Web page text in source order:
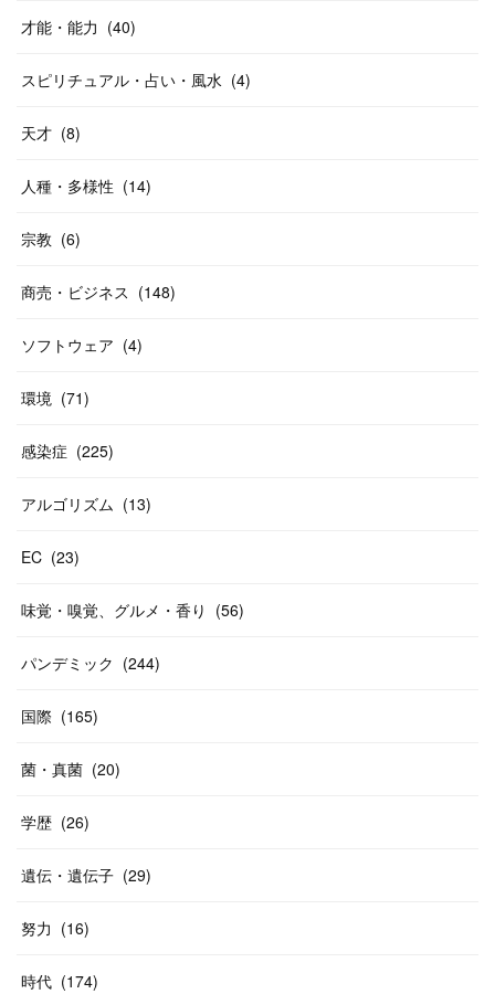
才能・能力 (40)
スピリチュアル・占い・風水 (4)
天才 (8)
人種・多様性 (14)
宗教 (6)
商売・ビジネス (148)
ソフトウェア (4)
環境 (71)
感染症 (225)
アルゴリズム (13)
EC (23)
味覚・嗅覚、グルメ・香り (56)
パンデミック (244)
国際 (165)
菌・真菌 (20)
学歴 (26)
遺伝・遺伝子 (29)
努力 (16)
時代 (174)